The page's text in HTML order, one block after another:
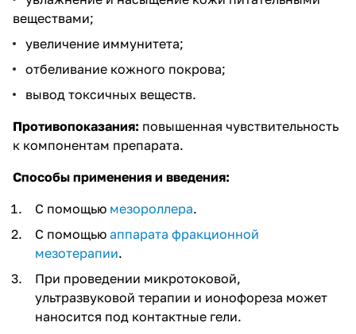
веществами;
увеличение иммунитета;
отбеливание кожного покрова;
вывод токсичных веществ.
Противопоказания: повышенная чувствительность
к компонентам препарата.
Способы применения и введения:
С помощью мезороллера.
С помощью аппарата фракционной
мезотерапии.
При проведении микротоковой,
ультразвуковой терапии и ионофореза может
наносится под контактные гели.